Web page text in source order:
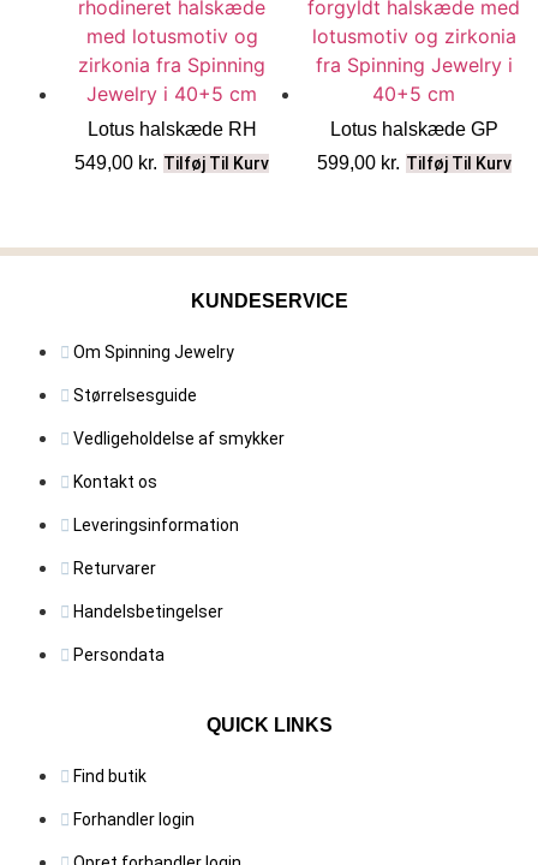
Lotus halskæde RH
549,00 kr. Tilføj Til Kurv
Lotus halskæde GP
599,00 kr. Tilføj Til Kurv
KUNDESERVICE
Om Spinning Jewelry
Størrelsesguide
Vedligeholdelse af smykker
Kontakt os
Leveringsinformation
Returvarer
Handelsbetingelser
Persondata
QUICK LINKS
Find butik
Forhandler login